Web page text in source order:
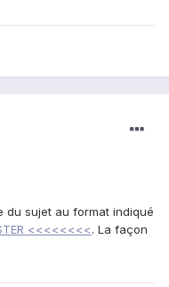
du sujet au format indiqué
<<<<<<<<. La façon